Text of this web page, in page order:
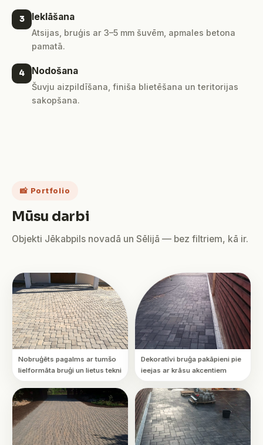
3 Ieklāšana
Atsijas, bruģis ar 3–5 mm šuvēm, apmales betona
pamatā.
4 Nodošana
Šuvju aizpildīšana, finiša blietēšana un teritorijas
sakopšana.
📸 Portfolio
Mūsu darbi
Objekti Jēkabpils novadā un Sēlijā — bez filtriem, kā ir.
Nobruģēts pagalms ar tumšo
lielformāta bruģi un lietus tekni
Dekoratīvi bruģa pakāpieni pie
ieejas ar krāsu akcentiem